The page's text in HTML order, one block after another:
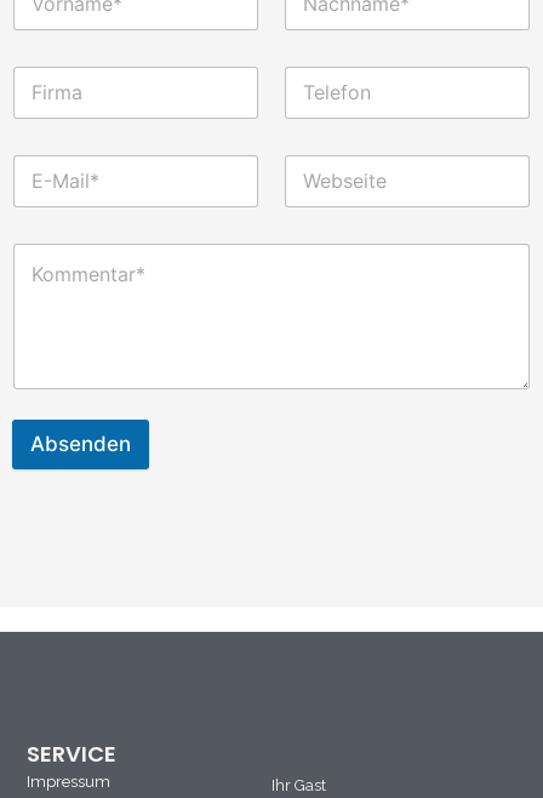
Absenden
Ihr Gast
SERVICE
Impressum